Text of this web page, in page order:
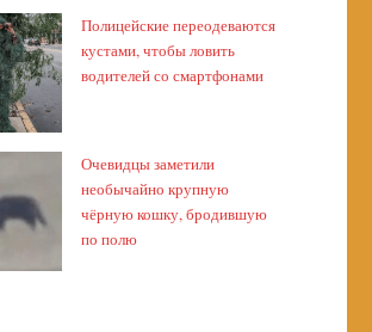
Полицейские переодеваются
кустами, чтобы ловить
водителей со смартфонами
Очевидцы заметили
необычайно крупную
чёрную кошку, бродившую
по полю